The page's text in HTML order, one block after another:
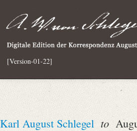
[Version-01-22]
Karl August Schlegel to